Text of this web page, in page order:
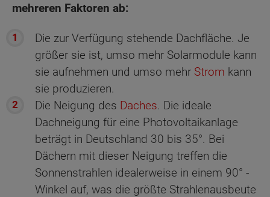
mehreren Faktoren ab:
Die zur Verfügung stehende Dachfläche. Je
größer sie ist, umso mehr Solarmodule kann
sie aufnehmen und umso mehr Strom kann
sie produzieren.
Die Neigung des Daches. Die ideale
Dachneigung für eine Photovoltaikanlage
beträgt in Deutschland 30 bis 35°. Bei
Dächern mit dieser Neigung treffen die
Sonnenstrahlen idealerweise in einem 90° -
Winkel auf, was die größte Strahlenausbeute